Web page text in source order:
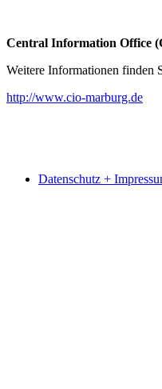
Central Information Office
Weitere Informationen finden
http://www.cio-marburg.de
Datenschutz +